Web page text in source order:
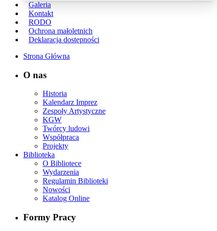
Galeria
Kontakt
RODO
Ochrona małoletnich
Deklaracja dostępności
Strona Główna
O nas
Historia
Kalendarz Imprez
Zespoły Artystyczne
KGW
Twórcy ludowi
Współpraca
Projekty
Biblioteka
O Bibliotece
Wydarzenia
Regulamin Biblioteki
Nowości
Katalog Online
Formy Pracy